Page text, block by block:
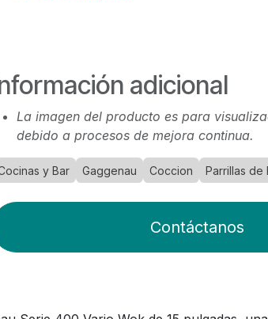
adicional
La imagen del producto es para
debido a procesos de mejora continua.
y Bar Gaggenau Coccion Parrillas de
Contáctanos